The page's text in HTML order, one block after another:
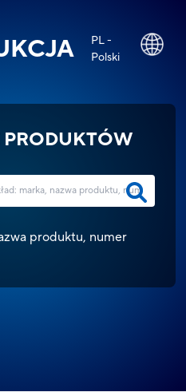
PL -
Polski
produktu, numer